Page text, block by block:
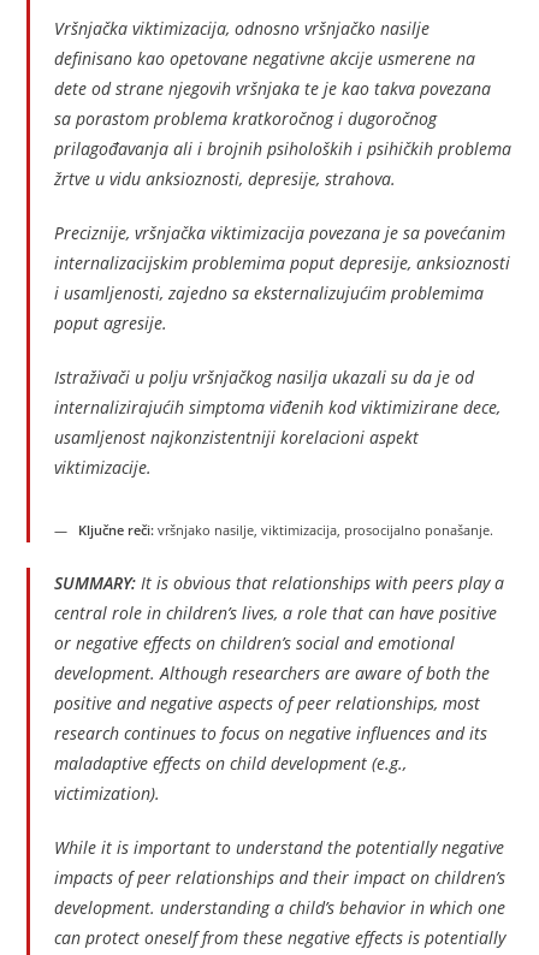
Vršnjačka viktimizacija, odnosno vršnjačko nasilje
definisano kao opetovane negativne akcije usmerene na
dete od strane njegovih vršnjaka te je kao takva povezana
sa porastom problema kratkoročnog i dugoročnog
prilagođavanja ali i brojnih psiholoških i psihičkih problema
žrtve u vidu anksioznosti, depresije, strahova.
Preciznije, vršnjačka viktimizacija povezana je sa povećanim
internalizacijskim problemima poput depresije, anksioznosti
i usamljenosti, zajedno sa eksternalizujućim problemima
poput agresije.
Istraživači u polju vršnjačkog nasilja ukazali su da je od
internalizirajućih simptoma viđenih kod viktimizirane dece,
usamljenost najkonzistentniji korelacioni aspekt
viktimizacije.
Ključne reči: vršnjako nasilje, viktimizacija, prosocijalno ponašanje.
SUMMARY:It is obvious that relationships with peers play a
central role in children’s lives, a role that can have positive
or negative effects on children’s social and emotional
development. Although researchers are aware of both the
positive and negative aspects of peer relationships, most
research continues to focus on negative influences and its
maladaptive effects on child development (e.g.,
victimization).
While it is important to understand the potentially negative
impacts of peer relationships and their impact on children’s
development. understanding a child’s behavior in which one
can protect oneself from these negative effects is potentially